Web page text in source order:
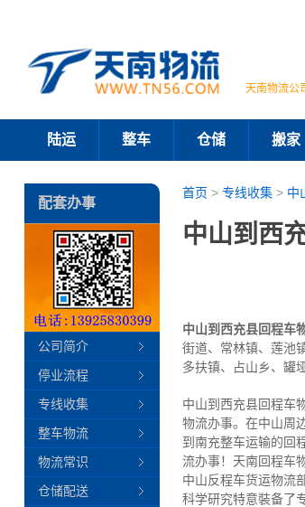
天南物流公
陆运 整车 仓储 搬家
首页 > 专线收集> 中
中山到西
中山到西充县回程车
街道、常林镇、莲池
多扶镇、占山乡、罐
中山到西充县回程车
物流办事。在中山周
到南充整车运输的回
流办事！天南回程车
中山反程车货运物流
科学研究特意裝备了
配套办事
公司简介
停业流程
专线收集
整车物流
物流常识
仓储配送